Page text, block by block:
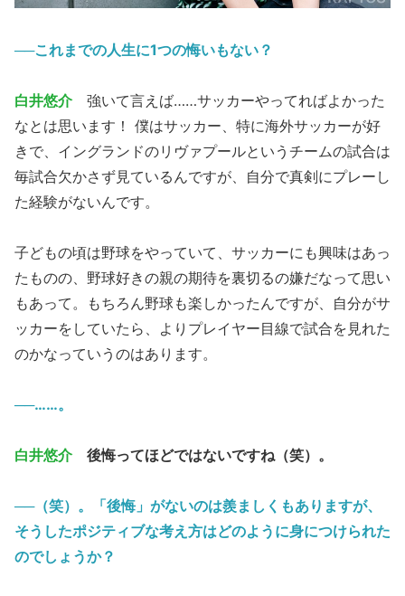
──これまでの人生に1つの悔いもない？
白井悠介強いて言えば……サッカーやってればよかった
なとは思います！ 僕はサッカー、特に海外サッカーが好
きで、イングランドのリヴァプールというチームの試合は
毎試合欠かさず見ているんですが、自分で真剣にプレーし
た経験がないんです。
子どもの頃は野球をやっていて、サッカーにも興味はあっ
たものの、野球好きの親の期待を裏切るの嫌だなって思い
もあって。もちろん野球も楽しかったんですが、自分がサ
ッカーをしていたら、よりプレイヤー目線で試合を見れた
のかなっていうのはあります。
──……。
白井悠介 後悔ってほどではないですね（笑）。
──（笑）。「後悔」がないのは羨ましくもありますが、
そうしたポジティブな考え方はどのように身につけられた
のでしょうか？